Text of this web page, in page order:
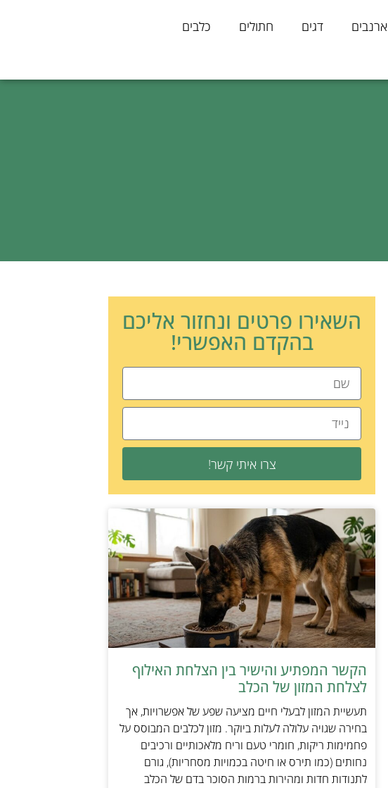
ארנבים דגים חתולים
כלבים
השאירו פרטים ונחזור אליכם
בהקדם האפשרי!
צרו איתי קשר!
הקשר המפתיע והישיר בין הצלחת האילוף
לצלחת המזון של הכלב
תעשיית המזון לבעלי חיים מציעה שפע של אפשרויות, אך
בחירה שגויה עלולה לעלות ביוקר. מזון לכלבים המבוסס על
פחמימות ריקות, חומרי טעם וריח מלאכותיים ורכיבים
נחותים (כמו תירס או חיטה בכמויות מסחריות), גורם
לתנודות חדות ומהירות ברמות הסוכר בדם של הכלב